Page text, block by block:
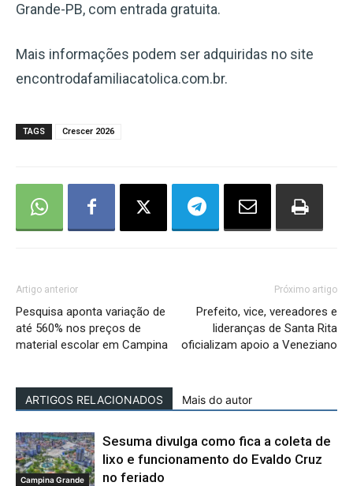
Grande-PB, com entrada gratuita.
Mais informações podem ser adquiridas no site
encontrodafamiliacatolica.com.br.
TAGS Crescer 2026
Artigo anterior
Pesquisa aponta variação de
até 560% nos preços de
material escolar em Campina
Próximo artigo
Prefeito, vice, vereadores e
lideranças de Santa Rita
oficializam apoio a Veneziano
ARTIGOS RELACIONADOS Mais do autor
Campina Grande
Sesuma divulga como fica a coleta de
lixo e funcionamento do Evaldo Cruz
no feriado